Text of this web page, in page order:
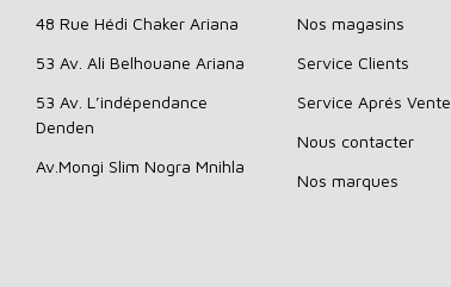
48 Rue Hédi Chaker Ariana
53 Av. Ali Belhouane Ariana
53 Av. L’indépendance
Denden
Av.Mongi Slim Nogra Mnihla
Nos magasins
Service Clients
Service Aprés Vente
Nous contacter
Nos marques